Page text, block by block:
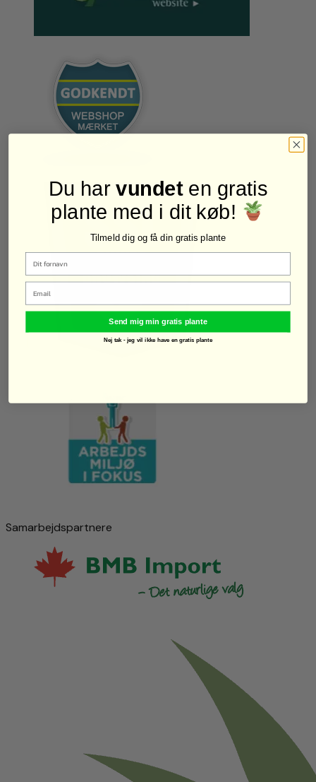
Samarbejdspartnere
Du harvundeten gratis
plante med i dit køb!
Tilmeld dig og få din gratis plante
Email
Send mig min gratis plante
Nej tak - jeg vil ikke have en gratis plante